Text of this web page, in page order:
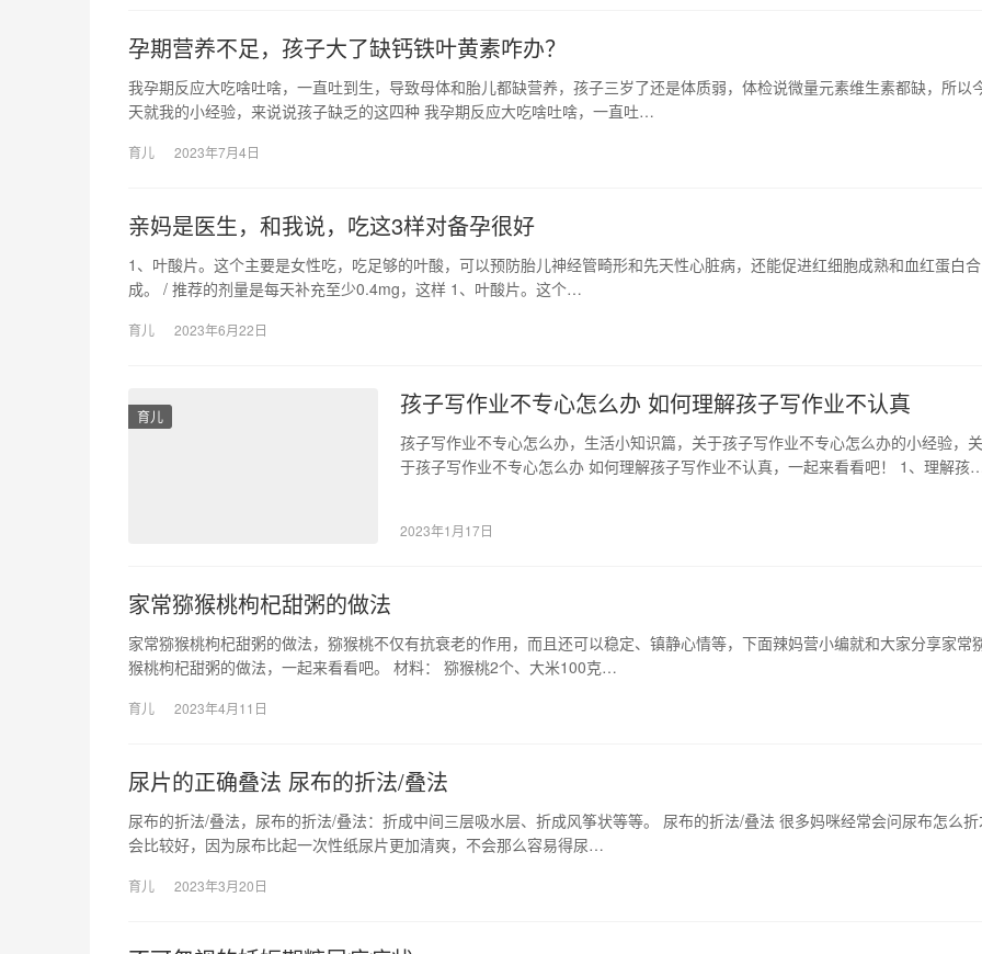
孕期营养不足，孩子大了缺钙铁叶黄素咋办？
我孕期反应大吃啥吐啥，一直吐到生，导致母体和胎儿都缺营养，孩子三岁了还是体质弱，体检说微量元素维生素都缺，所以
天就我的小经验，来说说孩子缺乏的这四种 我孕期反应大吃啥吐啥，一直吐…
育儿 2023年7月4日
亲妈是医生，和我说，吃这3样对备孕很好
1、叶酸片。这个主要是女性吃，吃足够的叶酸，可以预防胎儿神经管畸形和先天性心脏病，还能促进红细胞成熟和血红蛋白合
成。 / 推荐的剂量是每天补充至少0.4mg，这样 1、叶酸片。这个…
育儿 2023年6月22日
育儿 孩子写作业不专心怎么办 如何理解孩子写作业不认真
孩子写作业不专心怎么办，生活小知识篇，关于孩子写作业不专心怎么办的小经验，关
于孩子写作业不专心怎么办 如何理解孩子写作业不认真，一起来看看吧！ 1、理解孩
2023年1月17日
家常猕猴桃枸杞甜粥的做法
家常猕猴桃枸杞甜粥的做法，猕猴桃不仅有抗衰老的作用，而且还可以稳定、镇静心情等，下面辣妈营小编就和大家分享家常
猴桃枸杞甜粥的做法，一起来看看吧。 材料： 猕猴桃2个、大米100克…
育儿 2023年4月11日
尿片的正确叠法 尿布的折法/叠法
尿布的折法/叠法，尿布的折法/叠法：折成中间三层吸水层、折成风筝状等等。 尿布的折法/叠法 很多妈咪经常会问尿布怎么
会比较好，因为尿布比起一次性纸尿片更加清爽，不会那么容易得尿…
育儿 2023年3月20日